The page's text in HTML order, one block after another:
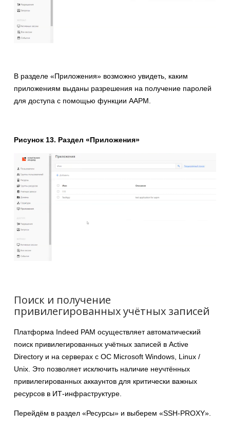
В разделе «Приложения» возможно увидеть, каким
приложениям выданы разрешения на получение паролей
для доступа с помощью функции AAPM.
Рисунок 13. Раздел «Приложения»
Поиск и получение
привилегированных учётных записей
Платформа Indeed PAM осуществляет автоматический
поиск привилегированных учётных записей в Active
Directory и на серверах с ОС Microsoft Windows, Linux /
Unix. Это позволяет исключить наличие неучтённых
привилегированных аккаунтов для критически важных
ресурсов в ИТ-инфраструктуре.
Перейдём в раздел «Ресурсы» и выберем «SSH-PROXY».